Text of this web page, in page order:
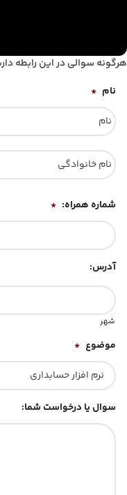
هرگونه سوالی در این رابطه
نام *
شماره همراه: *
آدرس:
شهر
موضوع *
سوال یا درخواست شما: